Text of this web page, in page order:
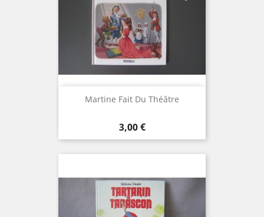
Martine Fait Du Théâtre
Prix
3,00 €